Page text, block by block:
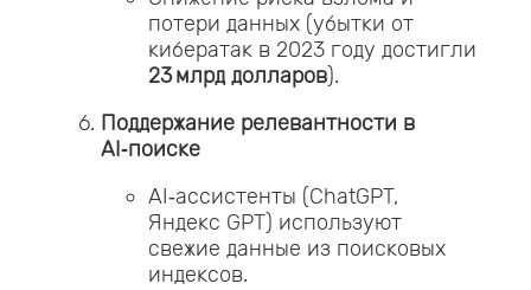
потери данных (убытки от
кибератак в 2023 году достигли
23 млрд долларов).
Поддержание релевантности в
AI‑поиске
AI‑ассистенты (ChatGPT,
Яндекс GPT) используют
свежие данные из поисковых
индексов.